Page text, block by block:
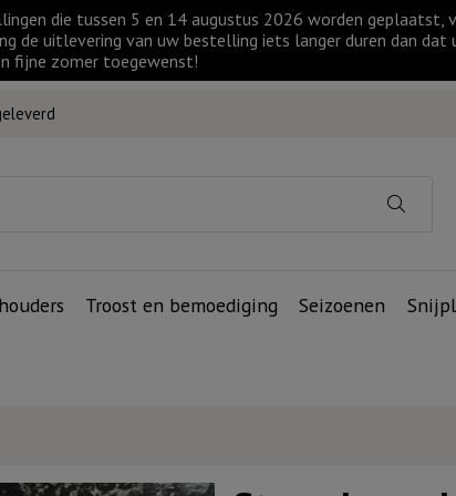
die tussen 5 en 14 augustus 2026 worden geplaatst,
de uitlevering van uw bestelling iets langer duren dan dat
fijne zomer toegewenst!
Troost en bemoediging Seizoenen